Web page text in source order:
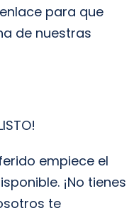
para que
de nuestras
empiece el
¡No tienes
te